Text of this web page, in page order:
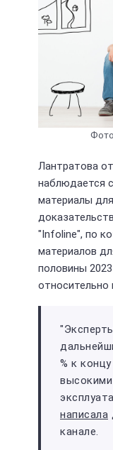
Лантратова
наблюдается
материалы
"Infoline", по
материалов
половины 2023
относительно
% к
написала
канале.